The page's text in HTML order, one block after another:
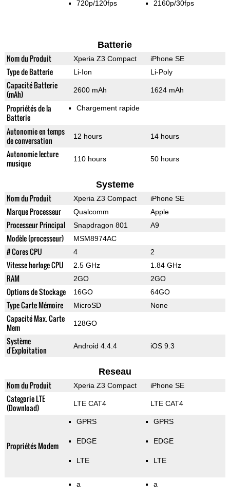
720p/120fps 2160p/30fps
Batterie
Nom du Produit Xperia Z3 Compact iPhone SE
Type de Batterie Li-Ion Li-Poly
Capacité Batterie
(mAh)
2600 mAh 1624 mAh
Propriétés de la
Batterie
Chargement rapide
Autonomie en temps
de conversation
12 hours 14 hours
Autonomie lecture
musique
110 hours 50 hours
Systeme
Nom du Produit Xperia Z3 Compact iPhone SE
Marque Processeur Qualcomm Apple
Processeur Principal Snapdragon 801 A9
Modèle (processeur) MSM8974AC
# Cores CPU 4 2
Vitesse horloge CPU 2.5 GHz 1.84 GHz
RAM 2GO 2GO
Options de Stockage 16GO 64GO
Type Carte Mémoire MicroSD None
Capacité Max. Carte
Mem
128GO
Système
d'Exploitation
Android 4.4.4 iOS 9.3
Reseau
Nom du Produit Xperia Z3 Compact iPhone SE
Categorie LTE
(Download)
LTE CAT4 LTE CAT4
Propriétés Modem
GPRS
EDGE
LTE
GPRS
EDGE
LTE
a a